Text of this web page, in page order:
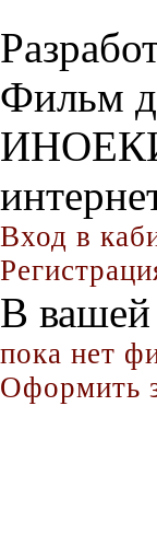
Фильм
Вход в
В вашей
пока нет
Оформить